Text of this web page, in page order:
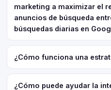
marketing a maximizar el
anuncios de búsqueda
búsquedas diarias en
¿Cómo funciona una
¿Cómo puede ayudar la